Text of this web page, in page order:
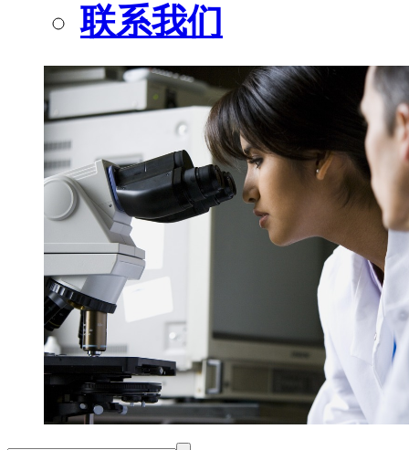
联系我们